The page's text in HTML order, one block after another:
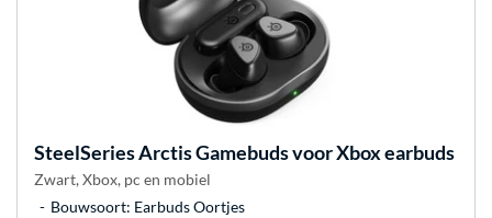
SteelSeriesArctis Gamebuds voor Xbox earbuds
Zwart, Xbox, pc en mobiel
Bouwsoort: Earbuds Oortjes